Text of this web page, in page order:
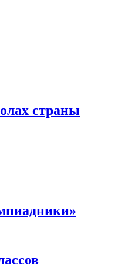
страны